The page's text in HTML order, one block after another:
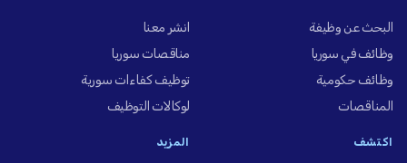
البحث عن وظيفة
وظائف في سوريا
وظائف حكومية
المناقصات
انشر معنا
مناقصات سوريا
توظيف كفاءات سورية
لوكالات التوظيف
اكتشف المزيد